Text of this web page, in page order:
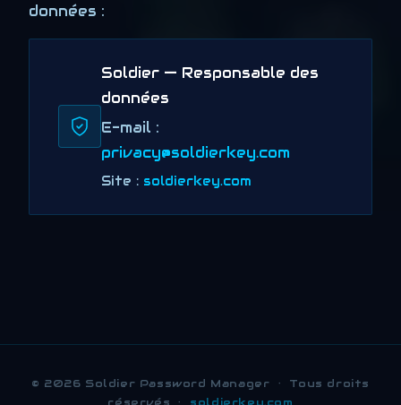
données :
Soldier — Responsable des
données
E-mail :
privacy@soldierkey.com
Site : soldierkey.com
© 2026 Soldier Password Manager · Tous droits
réservés · soldierkey.com